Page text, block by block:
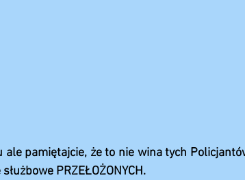
pamiętajcie, że to nie wina tych
PRZEŁOŻONYCH.